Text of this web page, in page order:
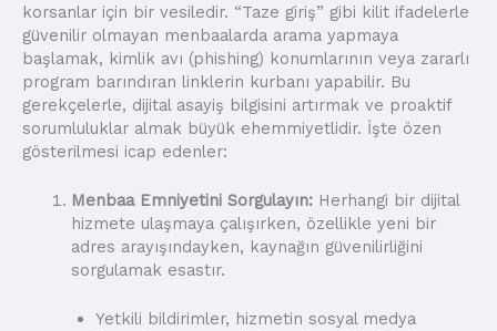
korsanlar için bir vesiledir. “Taze giriş” gibi kilit ifadelerle
güvenilir olmayan menbaalarda arama yapmaya
başlamak, kimlik avı (phishing) konumlarının veya zararlı
program barındıran linklerin kurbanı yapabilir. Bu
gerekçelerle, dijital asayiş bilgisini artırmak ve proaktif
sorumluluklar almak büyük ehemmiyetlidir. İşte özen
gösterilmesi icap edenler:
Menbaa Emniyetini Sorgulayın:Herhangi bir dijital
hizmete ulaşmaya çalışırken, özellikle yeni bir
adres arayışındayken, kaynağın güvenilirliğini
sorgulamak esastır.
Yetkili bildirimler, hizmetin sosyal medya